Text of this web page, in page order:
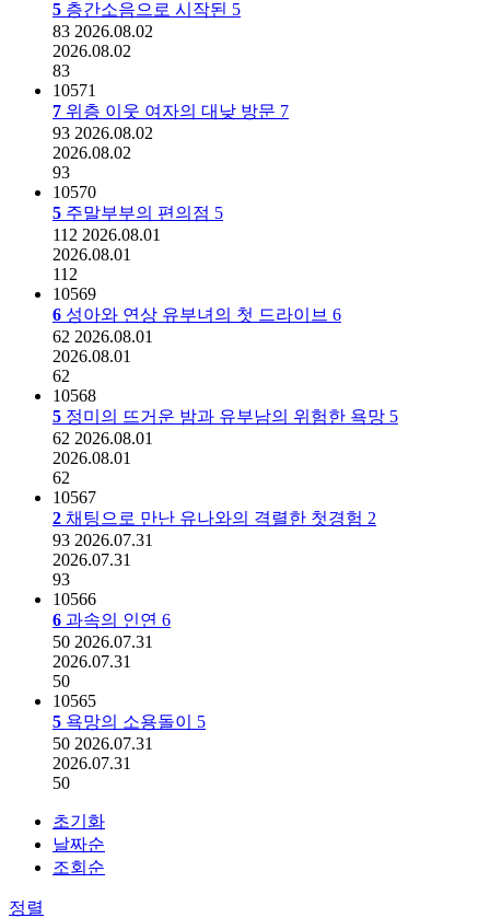
5 층간소음으로 시작된 5
83 2026.08.02
2026.08.02
83
10571
7 위층 이웃 여자의 대낮 방문 7
93 2026.08.02
2026.08.02
93
10570
5 주말부부의 편의점 5
112 2026.08.01
2026.08.01
112
10569
6 성아와 연상 유부녀의 첫 드라이브 6
62 2026.08.01
2026.08.01
62
10568
5 정미의 뜨거운 밤과 유부남의 위험한 욕망 5
62 2026.08.01
2026.08.01
62
10567
2 채팅으로 만난 유나와의 격렬한 첫경험 2
93 2026.07.31
2026.07.31
93
10566
6 과속의 인연 6
50 2026.07.31
2026.07.31
50
10565
5 욕망의 소용돌이 5
50 2026.07.31
2026.07.31
50
초기화
날짜순
조회순
정렬